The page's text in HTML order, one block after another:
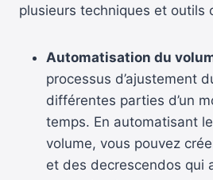
plusieurs techniques et outils
Automatisation du
processus d’ajustement
différentes parties d’un
temps. En automatisant
volume, vous pouvez
et des decrescendos qui